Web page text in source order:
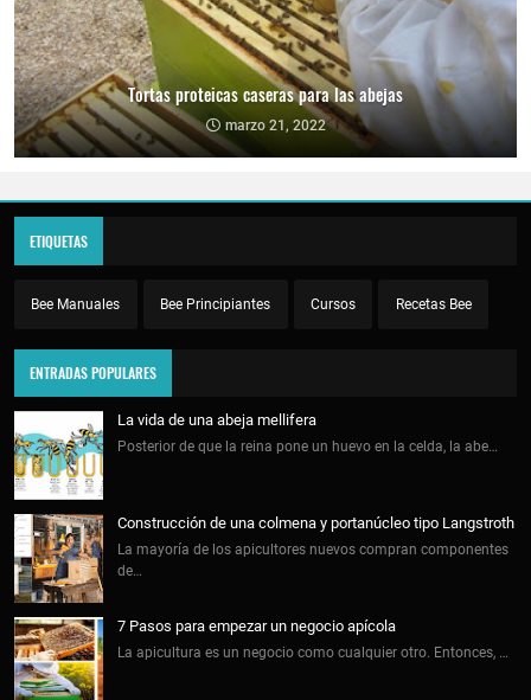
Tortas proteicas caseras para las abejas
marzo 21, 2022
ETIQUETAS
Bee Manuales Bee Principiantes Cursos Recetas Bee
ENTRADAS POPULARES
La vida de una abeja mellifera
Posterior de que la reina pone un huevo en la celda, la abe…
Construcción de una colmena y portanúcleo tipo Langstroth
La mayoría de los apicultores nuevos compran componentes
de…
7 Pasos para empezar un negocio apícola
La apicultura es un negocio como cualquier otro. Entonces, …